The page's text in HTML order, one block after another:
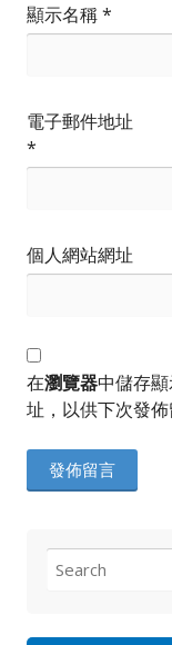
顯示名稱*
電子郵件地址
*
個人網站網址
在瀏覽器中儲存
址，以供下次發佈
for: